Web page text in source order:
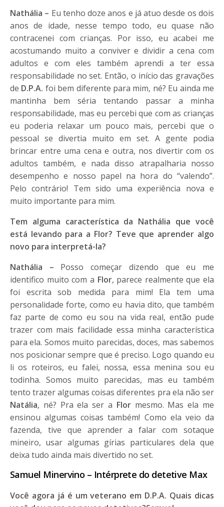
Nathália – Eu tenho doze anos e já atuo desde os dois
anos de idade, nesse tempo todo, eu quase não
contracenei com crianças. Por isso, eu acabei me
acostumando muito a conviver e dividir a cena com
adultos e com eles também aprendi a ter essa
responsabilidade no set. Então, o início das gravações
de D.P.A. foi bem diferente para mim, né? Eu ainda me
mantinha bem séria tentando passar a minha
responsabilidade, mas eu percebi que com as crianças
eu poderia relaxar um pouco mais, percebi que o
pessoal se divertia muito em set. A gente podia
brincar entre uma cena e outra, nos divertir com os
adultos também, e nada disso atrapalharia nosso
desempenho e nosso papel na hora do “valendo”.
Pelo contrário! Tem sido uma experiência nova e
muito importante para mim.
Tem alguma característica da Nathália que você
está levando para a Flor? Teve que aprender algo
novo para interpretá-la?
Nathália – Posso começar dizendo que eu me
identifico muito com a Flor, parece realmente que ela
foi escrita sob medida para mim! Ela tem uma
personalidade forte, como eu havia dito, que também
faz parte de como eu sou na vida real, então pude
trazer com mais facilidade essa minha característica
para ela. Somos muito parecidas, doces, mas sabemos
nos posicionar sempre que é preciso. Logo quando eu
li os roteiros, eu falei, nossa, essa menina sou eu
todinha. Somos muito parecidas, mas eu também
tento trazer algumas coisas diferentes pra ela não ser
Natália, né? Pra ela ser a Flormesmo. Mas ela me
ensinou algumas coisas também! Como ela veio da
fazenda, tive que aprender a falar com sotaque
mineiro, usar algumas gírias particulares dela que
deixa tudo ainda mais divertido no set.
Samuel Minervino – Intérprete do detetive Max
Você agora já é um veterano em D.P.A. Quais dicas